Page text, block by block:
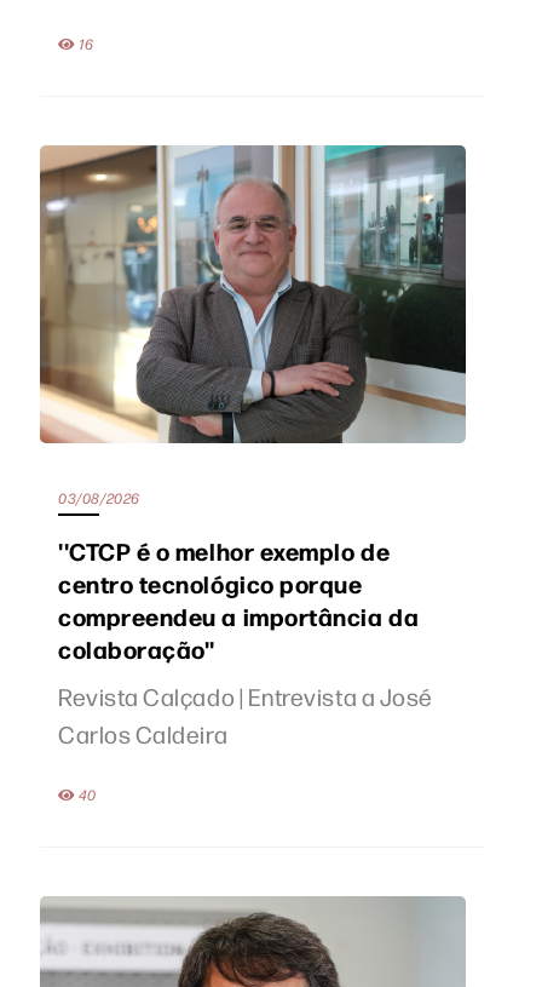
16
03/08/2026
''CTCP é o melhor exemplo de
centro tecnológico porque
compreendeu a importância da
colaboração''
Revista Calçado | Entrevista a José
Carlos Caldeira
40